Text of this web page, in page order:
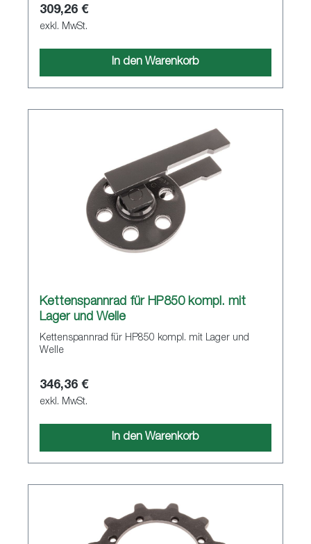
309,26 €
exkl. MwSt.
In den Warenkorb
Kettenspannrad für HP850 kompl. mit
Lager und Welle
Kettenspannrad für HP850 kompl. mit Lager und
Welle
346,36 €
exkl. MwSt.
In den Warenkorb